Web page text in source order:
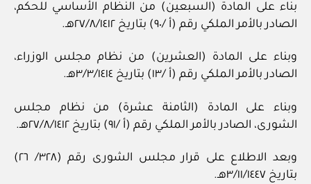
بناء على المادة (السبعين) من النظام الأساسي للحكم،
الصادر بالأمر الملكي رقم (أ /٩٠) بتاريخ ٢٧/٨/١٤١٢هـ.
وبناء على المادة (العشرين) من نظام مجلس الوزراء،
الصادر بالأمر الملكي رقم (أ /١٣) بتاريخ ٣/٣/١٤١٤هـ.
وبناء على المادة (الثامنة عشرة) من نظام مجلس
الشورى، الصادر بالأمر الملكي رقم (أ /٩١) بتاريخ ٢٧/٨/١٤١٢هـ.
وبعد الاطلاع على قرار مجلس الشورى رقم (٣٢٨/ ٢٦)
بتاريخ ٣/١١/١٤٤٧هـ.